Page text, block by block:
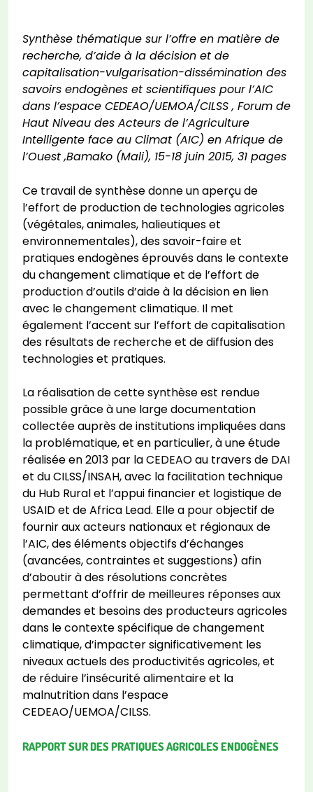
Synthèse thématique sur l’offre en matière de
recherche, d’aide à la décision et de
capitalisation-vulgarisation-dissémination des
savoirs endogènes et scientifiques pour l’AIC
dans l’espace CEDEAO/UEMOA/CILSS , Forum de
Haut Niveau des Acteurs de l’Agriculture
Intelligente face au Climat (AIC) en Afrique de
l’Ouest ,Bamako (Mali), 15-18 juin 2015, 31 pages
Ce travail de synthèse donne un aperçu de
l’effort de production de technologies agricoles
(végétales, animales, halieutiques et
environnementales), des savoir-faire et
pratiques endogènes éprouvés dans le contexte
du changement climatique et de l’effort de
production d’outils d’aide à la décision en lien
avec le changement climatique. Il met
également l’accent sur l’effort de capitalisation
des résultats de recherche et de diffusion des
technologies et pratiques.
La réalisation de cette synthèse est rendue
possible grâce à une large documentation
collectée auprès de institutions impliquées dans
la problématique, et en particulier, à une étude
réalisée en 2013 par la CEDEAO au travers de DAI
et du CILSS/INSAH, avec la facilitation technique
du Hub Rural et l’appui financier et logistique de
USAID et de Africa Lead. Elle a pour objectif de
fournir aux acteurs nationaux et régionaux de
l’AIC, des éléments objectifs d’échanges
(avancées, contraintes et suggestions) afin
d’aboutir à des résolutions concrètes
permettant d’offrir de meilleures réponses aux
demandes et besoins des producteurs agricoles
dans le contexte spécifique de changement
climatique, d’impacter significativement les
niveaux actuels des productivités agricoles, et
de réduire l’insécurité alimentaire et la
malnutrition dans l’espace
CEDEAO/UEMOA/CILSS.
RAPPORT SUR DES PRATIQUES AGRICOLES ENDOGÈNES